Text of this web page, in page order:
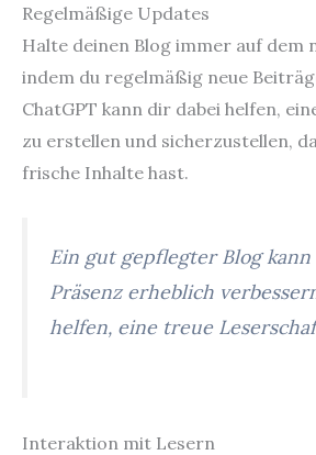
Regelmäßige Updates
Halte deinen Blog immer auf dem
indem du regelmäßig neue
ChatGPT kann dir dabei helfen,
zu erstellen und sicherzustellen,
frische Inhalte hast.
Ein gut gepflegter Blog
Präsenz erheblich
helfen, eine treue
Interaktion mit Lesern